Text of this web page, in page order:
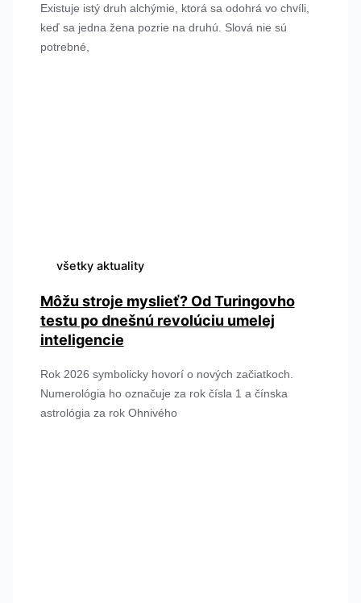
Existuje istý druh alchýmie, ktorá sa odohrá vo chvíli,
keď sa jedna žena pozrie na druhú. Slová nie sú
potrebné,
všetky aktuality
Môžu stroje myslieť? Od Turingovho
testu po dnešnú revolúciu umelej
inteligencie
Rok 2026 symbolicky hovorí o nových začiatkoch.
Numerológia ho označuje za rok čísla 1 a čínska
astrológia za rok Ohnivého